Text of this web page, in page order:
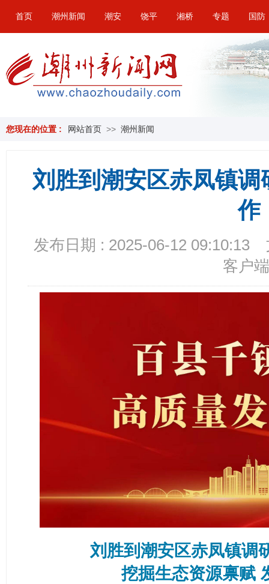
首页 潮州新闻 潮安 饶平 湘桥 专题 国防
您现在的位置 : 网站首页 >> 潮州新闻
刘胜到潮安区赤凤镇
作
发布日期 : 2025-06-12 09:10:13
客户端
刘胜到潮安区赤凤镇调
挖掘生态资源禀赋